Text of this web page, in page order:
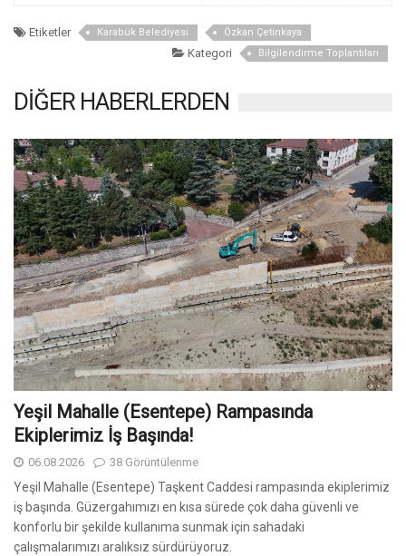
Etiketler Karabük Belediyesi Özkan Çetinkaya
Kategori Bilgilendirme Toplantıları
DİĞER HABERLERDEN
Yeşil Mahalle (Esentepe) Rampasında
Ekiplerimiz İş Başında!
06.08.2026 38 Görüntülenme
Yeşil Mahalle (Esentepe) Taşkent Caddesi rampasında ekiplerimiz
iş başında. Güzergahımızı en kısa sürede çok daha güvenli ve
konforlu bir şekilde kullanıma sunmak için sahadaki
çalışmalarımızı aralıksız sürdürüyoruz.